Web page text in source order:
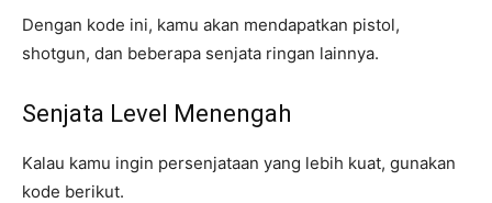
Dengan kode ini, kamu akan mendapatkan pistol,
shotgun, dan beberapa senjata ringan lainnya.
Senjata Level Menengah
Kalau kamu ingin persenjataan yang lebih kuat, gunakan
kode berikut.